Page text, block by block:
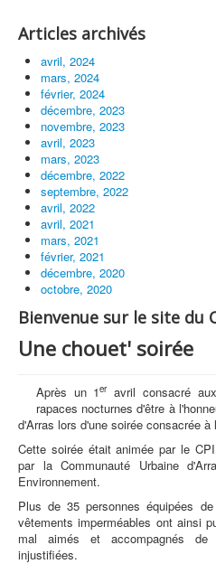
Articles archivés
avril, 2024
mars, 2024
février, 2024
décembre, 2023
novembre, 2023
avril, 2023
mars, 2023
décembre, 2022
septembre, 2022
avril, 2022
avril, 2021
mars, 2021
février, 2021
décembre, 2020
octobre, 2020
Bienvenue sur le site du
Une chouet' soirée
Après un 1er avril consacré
rapaces nocturnes d'être à
d'Arras lors d'une soirée consacrée à
Cette soirée était animée par le
par la Communauté Urbaine
Environnement.
Plus de 35 personnes équipées
vêtements imperméables ont ainsi
mal aimés et accompagnés de
injustifiées.